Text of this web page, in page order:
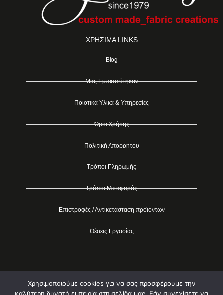
ΧΡΗΣΙΜΑ LINKS
Blog
Μας Εμπιστεύτηκαν
Ποιοτικά Υλικά & Υπηρεσίες
Όροι Χρήσης
Πολιτική Απορρήτου
Τρόποι Πληρωμής
Τρόποι Μεταφοράς
Επιστροφές / Αντικατάσταση προϊόντων
Θέσεις Εργασίας
Χρησιμοποιούμε cookies για να σας προσφέρουμε την
καλύτερη δυνατή εμπειρία στη σελίδα μας. Εάν συνεχίσετε να